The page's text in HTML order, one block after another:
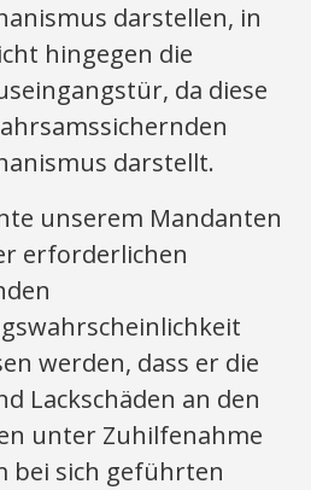
darstellen, in
hingegen die
da diese
darstellt.
unserem Mandanten
erforderlichen
werden, dass er die
Lackschäden an den
unter Zuhilfenahme
bei sich geführten